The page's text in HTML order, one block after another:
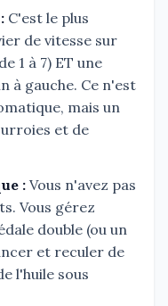
C'est le plus
de vitesse sur
1 à 7) ET une
à gauche. Ce n'est
mais un
et de
:Vous n'avez pas
Vous gérez
double (ou un
et reculer de
l'huile sous